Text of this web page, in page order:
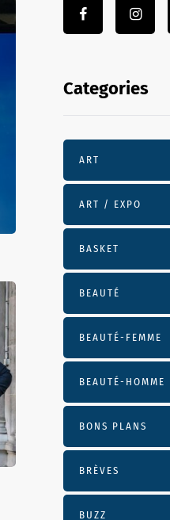
Categories
ART
ART / EXPO
BASKET
BEAUTÉ
BEAUTÉ-FEMME
BEAUTÉ-HOMME
BONS PLANS
BRÈVES
BUZZ